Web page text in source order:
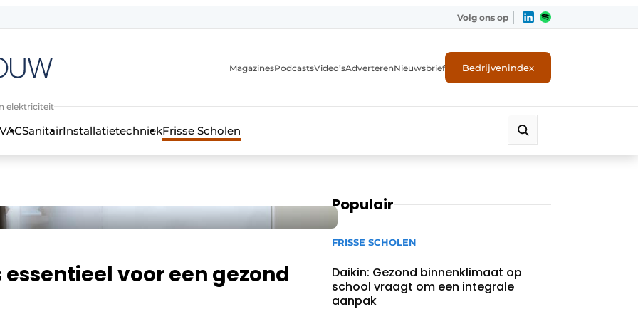
Volg ons op
elektriciteit
MagazinesPodcastsVideo’sAdverterenNieuwsbrief Bedrijvenindex
SanitairInstallatietechniekFrisse Scholen
voor een gezond
Populair
FRISSE SCHOLEN
Daikin: Gezond binnenklimaat op
school vraagt om een integrale
aanpak